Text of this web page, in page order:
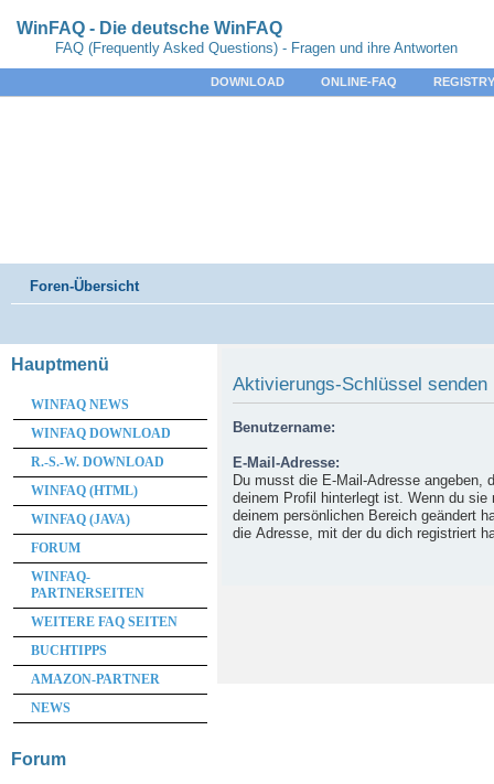
WinFAQ - Die deutsche WinFAQ
FAQ (Frequently Asked Questions) - Fragen und ihre Antworten
DOWNLOAD ONLINE-FAQ
Foren-Übersicht
Aktivierungs-Schlüssel senden
Benutzername:
E-Mail-Adresse:
Du musst die E-Mail-Adresse angeben,
deinem Profil hinterlegt ist. Wenn du sie
deinem persönlichen Bereich geändert
die Adresse, mit der du dich registriert
Hauptmenü
WINFAQ NEWS
WINFAQ DOWNLOAD
R.-S.-W. DOWNLOAD
WINFAQ (HTML)
WINFAQ (JAVA)
FORUM
WINFAQ-
PARTNERSEITEN
WEITERE FAQ SEITEN
BUCHTIPPS
AMAZON-PARTNER
NEWS
Forum